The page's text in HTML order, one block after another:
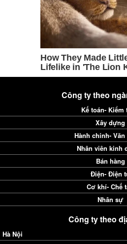
Công ty theo
Kế toán- Kiểm
Xây dựng
Hành chính-
Nhân viên kinh
Bán hàng
Điện- Điện
Cơ khí- Chế
Nhân sự
Công ty theo
Hà Nội